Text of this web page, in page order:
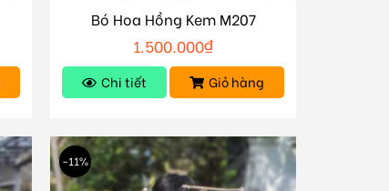
Bó Hoa Hồng Kem M207
1.500.000₫
Chi tiết Giỏ hàng
-11%